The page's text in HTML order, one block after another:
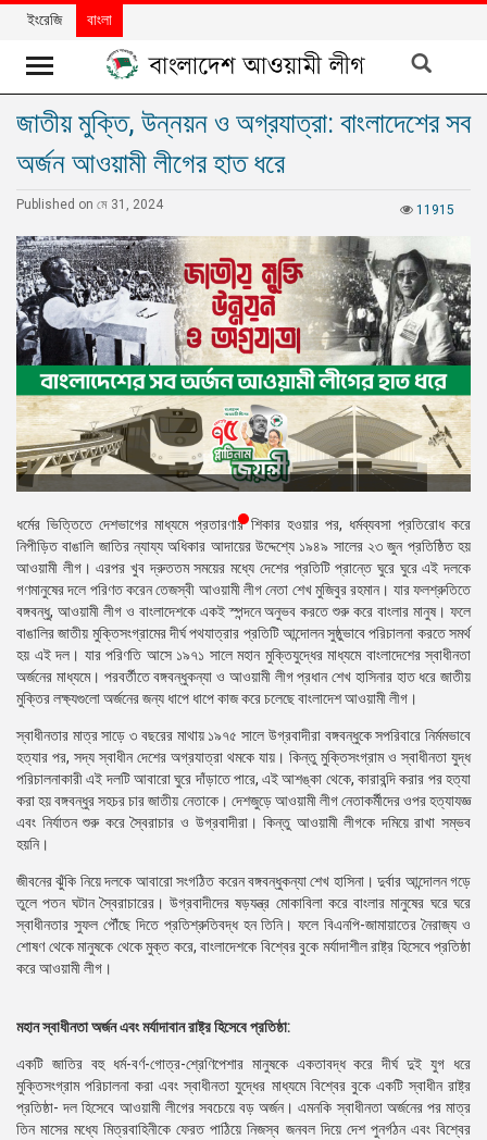
খবর
দলের
বিশেষ
নিবন্ধ
বিশেষ
প্রতিবেদন
মতামত
উন্নয়নের
বাংলাদেশ
নিউজলেটার
প্রেস
রিলিজ
প্রকাশনা
গ্যালারি
বিএনপি-
জামায়াত
সহিংসতা
সংগঠন
নির্বাচনী
ইশতেহার
ইংরেজি বাংলা
জাতীয় মুক্তি, উন্নয়ন ও অগ্রযাত্রা: বাংলাদেশের সব
অর্জন আওয়ামী লীগের হাত ধরে
11915
Published on মে 31, 2024
ধর্মের ভিত্তিতে দেশভাগের মাধ্যমে প্রতারণার শিকার হওয়ার পর, ধর্মব্যবসা প্রতিরোধ করে
নিপীড়িত বাঙালি জাতির ন্যায্য অধিকার আদায়ের উদ্দেশ্যে ১৯৪৯ সালের ২৩ জুন প্রতিষ্ঠিত হয়
আওয়ামী লীগ। এরপর খুব দ্রুততম সময়ের মধ্যে দেশের প্রতিটি প্রান্তে ঘুরে ঘুরে এই দলকে
গণমানুষের দলে পরিণত করেন তেজস্বী আওয়ামী লীগ নেতা শেখ মুজিবুর রহমান। যার ফলশ্রুতিতে
বঙ্গবন্ধু, আওয়ামী লীগ ও বাংলাদেশকে একই স্পন্দনে অনুভব করতে শুরু করে বাংলার মানুষ। ফলে
বাঙালির জাতীয় মুক্তিসংগ্রামের দীর্ঘ পথযাত্রার প্রতিটি আন্দোলন সুষ্ঠুভাবে পরিচালনা করতে সমর্থ
হয় এই দল। যার পরিণতি আসে ১৯৭১ সালে মহান মুক্তিযুদ্ধের মাধ্যমে বাংলাদেশের স্বাধীনতা
অর্জনের মাধ্যমে। পরবর্তীতে বঙ্গবন্ধুকন্যা ও আওয়ামী লীগ প্রধান শেখ হাসিনার হাত ধরে জাতীয়
মুক্তির লক্ষ্যগুলো অর্জনের জন্য ধাপে ধাপে কাজ করে চলেছে বাংলাদেশ আওয়ামী লীগ।
স্বাধীনতার মাত্র সাড়ে ৩ বছরের মাথায় ১৯৭৫ সালে উগ্রবাদীরা বঙ্গবন্ধুকে সপরিবারে নির্মমভাবে
হত্যার পর, সদ্য স্বাধীন দেশের অগ্রযাত্রা থমকে যায়। কিন্তু মুক্তিসংগ্রাম ও স্বাধীনতা যুদ্ধ
পরিচালনাকারী এই দলটি আবারো ঘুরে দাঁড়াতে পারে, এই আশঙ্কা থেকে, কারাবন্দি করার পর হত্যা
করা হয় বঙ্গবন্ধুর সহচর চার জাতীয় নেতাকে। দেশজুড়ে আওয়ামী লীগ নেতাকর্মীদের ওপর হত্যাযজ্ঞ
এবং নির্যাতন শুরু করে স্বৈরাচার ও উগ্রবাদীরা। কিন্তু আওয়ামী লীগকে দমিয়ে রাখা সম্ভব
হয়নি।
জীবনের ঝুঁকি নিয়ে দলকে আবারো সংগঠিত করেন বঙ্গবন্ধুকন্যা শেখ হাসিনা। দুর্বার আন্দোলন গড়ে
তুলে পতন ঘটান স্বৈরাচারের। উগ্রবাদীদের ষড়যন্ত্র মোকাবিলা করে বাংলার মানুষের ঘরে ঘরে
স্বাধীনতার সুফল পৌঁছে দিতে প্রতিশ্রুতিবদ্ধ হন তিনি। ফলে বিএনপি-জামায়াতের নৈরাজ্য ও
শোষণ থেকে মানুষকে থেকে মুক্ত করে, বাংলাদেশকে বিশ্বের বুকে মর্যাদাশীল রাষ্ট্র হিসেবে প্রতিষ্ঠা
করে আওয়ামী লীগ।
মহান স্বাধীনতা অর্জন এবং মর্যাদাবান রাষ্ট্র হিসেবে প্রতিষ্ঠা:
একটি জাতির বহু ধর্ম-বর্ণ-গোত্র-শ্রেণিপেশার মানুষকে একতাবদ্ধ করে দীর্ঘ দুই যুগ ধরে
মুক্তিসংগ্রাম পরিচালনা করা এবং স্বাধীনতা যুদ্ধের মাধ্যমে বিশ্বের বুকে একটি স্বাধীন রাষ্ট্র
প্রতিষ্ঠা- দল হিসেবে আওয়ামী লীগের সবচেয়ে বড় অর্জন। এমনকি স্বাধীনতা অর্জনের পর মাত্র
তিন মাসের মধ্যে মিত্রবাহিনীকে ফেরত পাঠিয়ে নিজস্ব জনবল দিয়ে দেশ পুনর্গঠন এবং বিশ্বের